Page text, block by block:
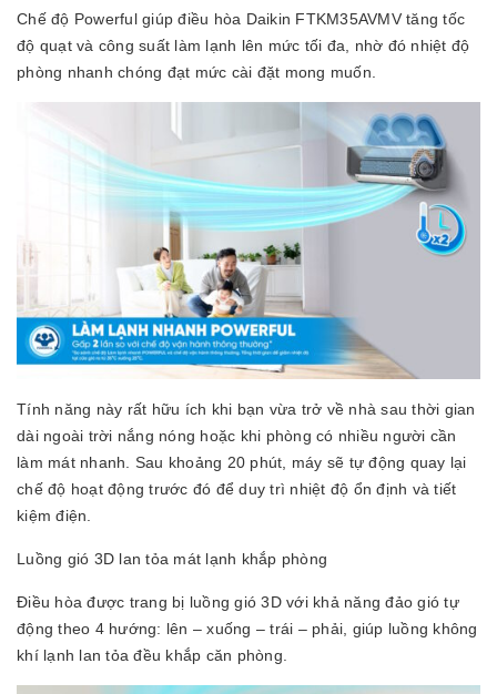
Chế độ Powerful giúp điều hòa Daikin FTKM35AVMV tăng tốc
độ quạt và công suất làm lạnh lên mức tối đa, nhờ đó nhiệt độ
phòng nhanh chóng đạt mức cài đặt mong muốn.
Tính năng này rất hữu ích khi bạn vừa trở về nhà sau thời gian
dài ngoài trời nắng nóng hoặc khi phòng có nhiều người cần
làm mát nhanh. Sau khoảng 20 phút, máy sẽ tự động quay lại
chế độ hoạt động trước đó để duy trì nhiệt độ ổn định và tiết
kiệm điện.
Luồng gió 3D lan tỏa mát lạnh khắp phòng
Điều hòa được trang bị luồng gió 3D với khả năng đảo gió tự
động theo 4 hướng: lên – xuống – trái – phải, giúp luồng không
khí lạnh lan tỏa đều khắp căn phòng.